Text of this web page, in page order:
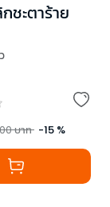
ชะตาร้าย
บาท -15 %